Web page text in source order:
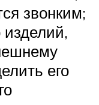
звонким;
его